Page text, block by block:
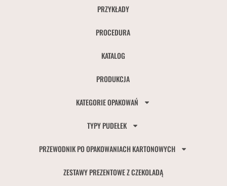
PRZYKŁADY
PROCEDURA
KATALOG
PRODUKCJA
KATEGORIE OPAKOWAŃ
TYPY PUDEŁEK
PRZEWODNIK PO OPAKOWANIACH KARTONOWYCH
ZESTAWY PREZENTOWE Z CZEKOLADĄ